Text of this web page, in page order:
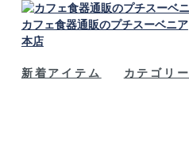
カフェ食器通販のプチスーベニア
本店
新着アイテム カテゴリー